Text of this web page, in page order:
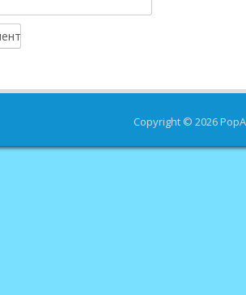
Copyright © 2026